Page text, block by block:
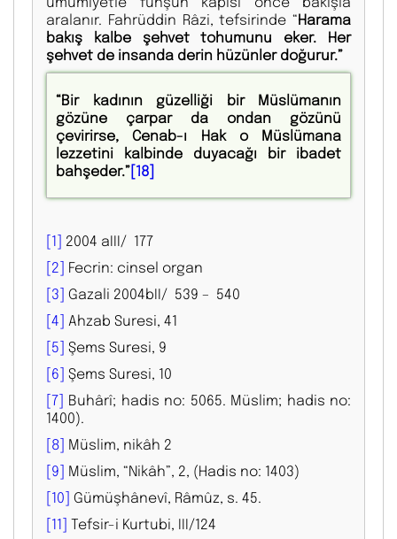
aralanır. Fahrüddin Râzi, tefsirinde “Harama
bakış kalbe şehvet tohumunu eker. Her
şehvet de insanda derin hüzünler doğurur.”
“Bir kadının güzelliği bir Müslümanın
gözüne çarpar da ondan gözünü
çevirirse, Cenab-ı Hak o Müslümana
lezzetini kalbinde duyacağı bir ibadet
bahşeder.”[18]
[1] 2004 aIII/ 177
[2] Fecrin: cinsel organ
[3] Gazali 2004bII/ 539 – 540
[4] Ahzab Suresi, 41
[5] Şems Suresi, 9
[6] Şems Suresi, 10
[7] Buhârî; hadis no: 5065. Müslim; hadis no:
1400).
[8] Müslim, nikâh 2
[9] Müslim, “Nikâh”, 2, (Hadis no: 1403)
[10] Gümüşhânevî, Râmûz, s. 45.
[11] Tefsir-i Kurtubi, III/124